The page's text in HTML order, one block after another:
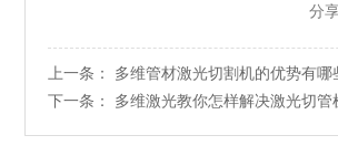
分
上一条： 多维管材激光切割机的优势有哪
下一条： 多维激光教你怎样解决激光切管